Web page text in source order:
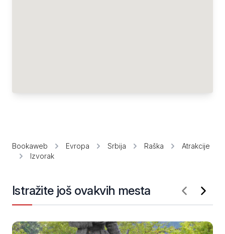
Bookaweb Evropa Srbija Raška
Atrakcije
Izvorak
Istražite još ovakvih mesta